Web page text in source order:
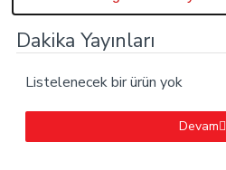
Dakika Yayınları
Listelenecek bir ürün yok
Devam